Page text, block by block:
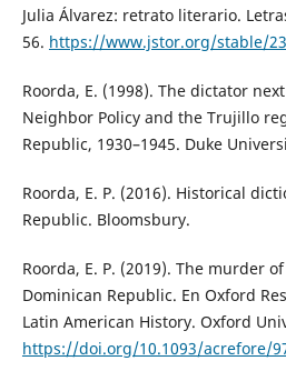
Julia Álvarez: retrato literario.
56. https://www.jstor.org/stable/
Roorda, E. (1998). The dictator
Neighbor Policy and the Trujillo
Republic, 1930–1945. Duke
Roorda, E. P. (2016). Historical
Republic. Bloomsbury.
Roorda, E. P. (2019). The murder
Dominican Republic. En Oxford
Latin American History. Oxford
https://doi.org/10.1093/acrefore/